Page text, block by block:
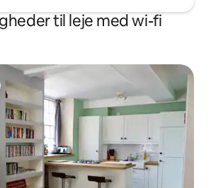
til leje med wi-fi